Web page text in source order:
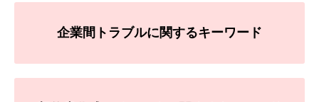
企業間トラブルに関するキーワード